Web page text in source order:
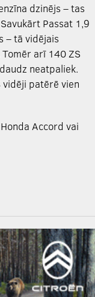
dzinējs – tas
Passat 1,9
– tā vidējais
arī 140 ZS
neatpaliek.
patērē vien
Accord vai